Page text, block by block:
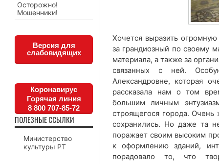
Хочется выразить
за грандиозный по своему
материала, а также за
связанных с ней.
Александровне, которая
рассказала нам о том
большим личным
строящегося города.
сохранились. Но даже та
поражает своим высоким
к оформлению зданий,
порадовало то, что
Осторожно!
Мошенники!
Версия для
слабовидящих
Коронавирус
Горячая линия
8 800 707-85-72
ПОЛЕЗНЫЕ ССЫЛКИ
Министерство
культуры РТ